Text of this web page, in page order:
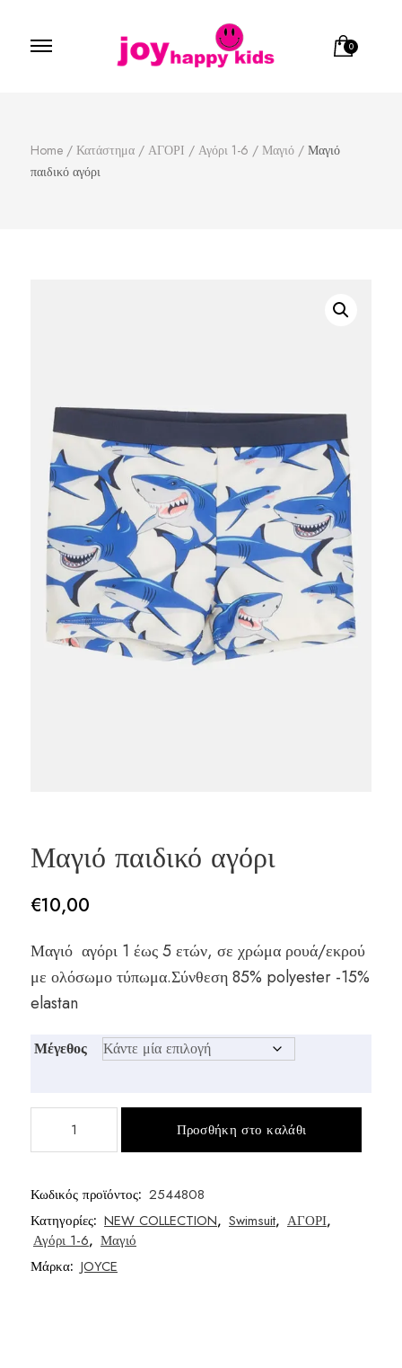
0
Home / Κατάστημα / ΑΓΟΡΙ / Αγόρι 1-6 / Μαγιό / Μαγιό
παιδικό αγόρι
Μαγιό παιδικό αγόρι
€10,00
Μαγιό αγόρι 1 έως 5 ετών, σε χρώμα ρουά/εκρού
με ολόσωμο τύπωμα.Σύνθεση 85% polyester -15%
elastan
Μέγεθος
Προσθήκη στο καλάθι
Κωδικός προϊόντος: 2544808
Κατηγορίες: NEW COLLECTION, Swimsuit, ΑΓΟΡΙ,
Αγόρι 1-6, Μαγιό
Μάρκα: JOYCE